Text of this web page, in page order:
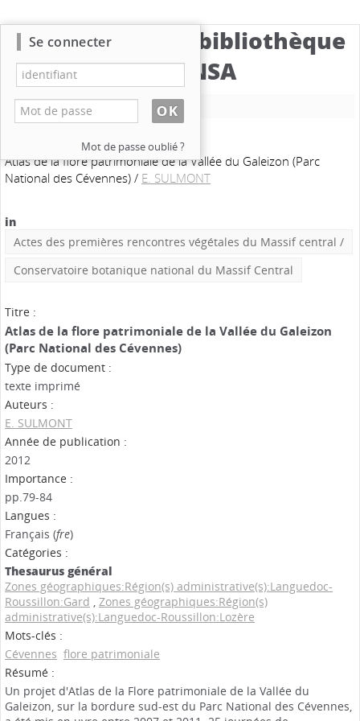
Catalogue de la bibliothèque
du CBNSA
Nouvelle recherche
Atlas de la flore patrimoniale de la Vallée du Galeizon (Parc
National des Cévennes)/ E. SULMONT
in
Actes des premières rencontres végétales du Massif central /
Conservatoire botanique national du Massif Central
Titre :
Atlas de la flore patrimoniale de la Vallée du Galeizon
(Parc National des Cévennes)
Type de document :
texte imprimé
Auteurs :
E. SULMONT
Année de publication :
2012
Importance :
pp.79-84
Langues :
Français (fre)
Catégories :
Thesaurus général
Zones géographiques:Région(s) administrative(s):Languedoc-
Roussillon:Gard , Zones géographiques:Région(s)
administrative(s):Languedoc-Roussillon:Lozère
Mots-clés :
Cévennes flore patrimoniale
Résumé :
Un projet d'Atlas de la Flore patrimoniale de la Vallée du
Galeizon, sur la bordure sud-est du Parc National des Cévennes,
Se connecter
Mot de passe oublié ?